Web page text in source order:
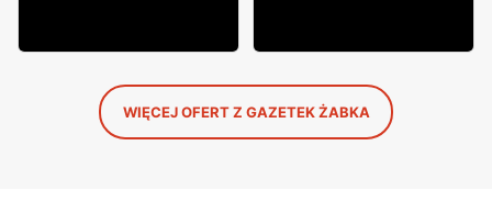
WIĘCEJ OFERT Z GAZETEK ŻABKA